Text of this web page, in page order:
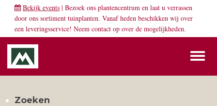
Bekijk events | Bezoek ons plantencentrum en laat u verrassen
door ons sortiment tuinplanten. Vanaf heden beschikken wij over
een leveringsservice! Neem contact op over de mogelijkheden.
Zoeken